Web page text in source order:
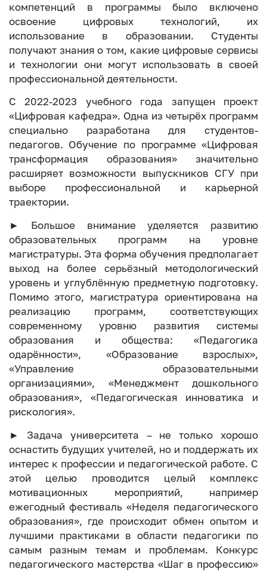
компетенций в программы было включено
освоение цифровых технологий, их
использование в образовании. Студенты
получают знания о том, какие цифровые сервисы
и технологии они могут использовать в своей
профессиональной деятельности.
С 2022-2023 учебного года запущен проект
«Цифровая кафедра». Одна из четырёх программ
специально разработана для студентов-
педагогов. Обучение по программе «Цифровая
трансформация образования» значительно
расширяет возможности выпускников СГУ при
выборе профессиональной и карьерной
траектории.
► Большое внимание уделяется развитию
образовательных программ на уровне
магистратуры. Эта форма обучения предполагает
выход на более серьёзный методологический
уровень и углублённую предметную подготовку.
Помимо этого, магистратура ориентирована на
реализацию программ, соответствующих
современному уровню развития системы
образования и общества: «Педагогика
одарённости», «Образование взрослых»,
«Управление образовательными
организациями», «Менеджмент дошкольного
образования», «Педагогическая инноватика и
рискология».
► Задача университета – не только хорошо
оснастить будущих учителей, но и поддержать их
интерес к профессии и педагогической работе. С
этой целью проводится целый комплекс
мотивационных мероприятий, например
ежегодный фестиваль «Неделя педагогического
образования», где происходит обмен опытом и
лучшими практиками в области педагогики по
самым разным темам и проблемам. Конкурс
педагогического мастерства «Шаг в профессию»